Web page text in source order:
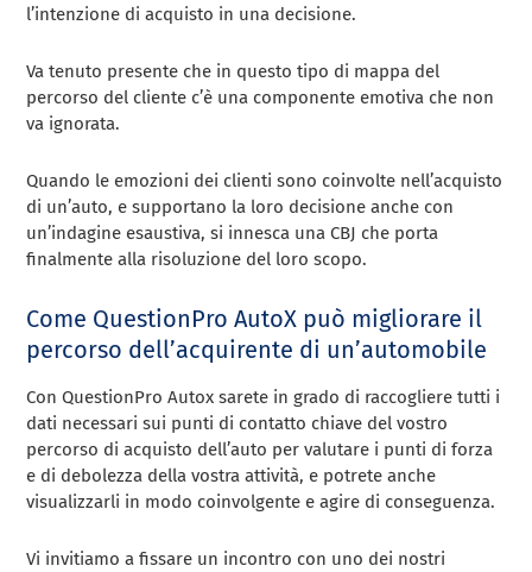
l’intenzione di acquisto in una decisione.
Va tenuto presente che in questo tipo di mappa del
percorso del cliente c’è una componente emotiva che non
va ignorata.
Quando le emozioni dei clienti sono coinvolte nell’acquisto
di un’auto, e supportano la loro decisione anche con
un’indagine esaustiva, si innesca una CBJ che porta
finalmente alla risoluzione del loro scopo.
Come QuestionPro AutoX può migliorare il
percorso dell’acquirente di un’automobile
Con QuestionPro Autox sarete in grado di raccogliere tutti i
dati necessari sui punti di contatto chiave del vostro
percorso di acquisto dell’auto per valutare i punti di forza
e di debolezza della vostra attività, e potrete anche
visualizzarli in modo coinvolgente e agire di conseguenza.
Vi invitiamo a fissare un incontro con uno dei nostri